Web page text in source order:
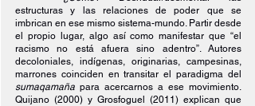
estructuras y las relaciones de poder que se
imbrican en ese mismo sistema-mundo. Partir desde
el propio lugar, algo así como manifestar que “el
racismo no está afuera sino adentro”. Autores
decoloniales, indígenas, originarias, campesinas,
sumaqamaña para acercarnos a ese movimiento.
Quijano (2000) y Grosfoguel (2011) explican que